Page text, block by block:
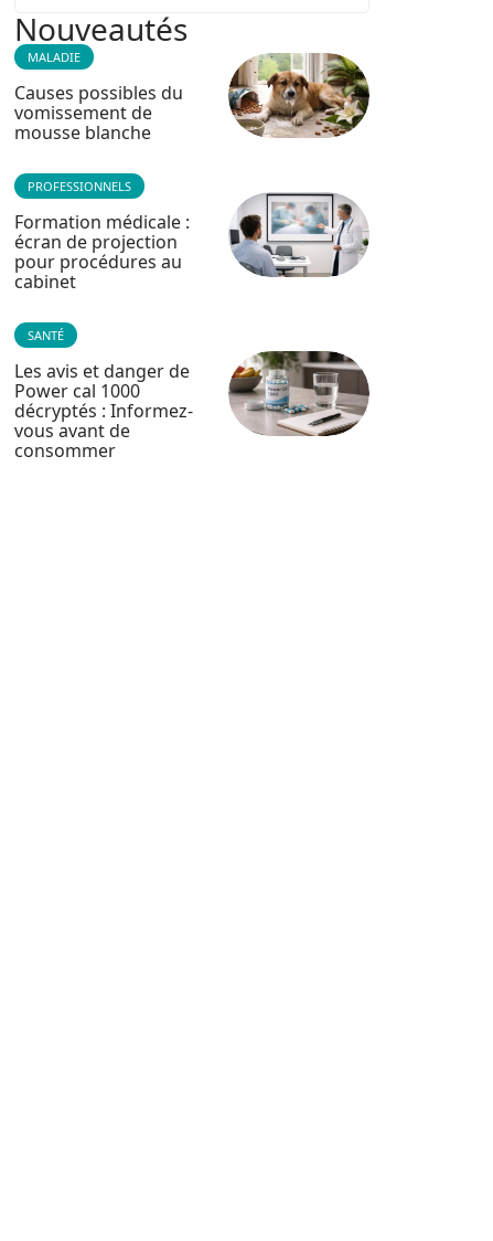
Nouveautés
MALADIE
Causes possibles du
vomissement de
mousse blanche
PROFESSIONNELS
Formation médicale :
écran de projection
pour procédures au
cabinet
SANTÉ
Les avis et danger de
Power cal 1000
décryptés : Informez-
vous avant de
consommer